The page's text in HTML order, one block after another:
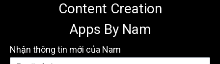
Content Creation
Apps By Nam
Nhận thông tin mới của Nam